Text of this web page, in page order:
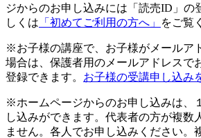
ジからのお申し込みには「読売ID」の
しくは 「初めてご利用の方へ」 をご覧
※お子様の講座で、お子様がメールア
場合は、保護者用のメールアドレスで
登録できます。 お子様の受講申し込み
※ホームページからのお申し込みは、
し込みができます。代表者の方が複数
ません。各人でお申し込みください。